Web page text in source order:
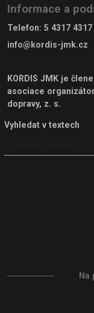
Informace a
Telefon: 5 4317 4317
info@kordis-jmk.cz
KORDIS JMK je
asociace
dopravy, z. s.
Vyhledat v textech
Na